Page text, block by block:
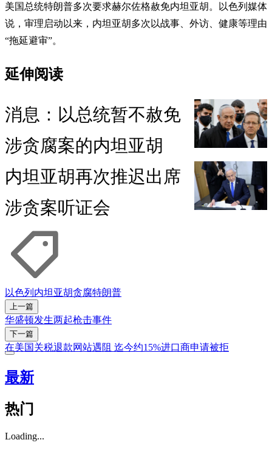
美国总统特朗普多次要求赫尔佐格赦免内坦亚胡。以色列媒体
说，审理启动以来，内坦亚胡多次以战事、外访、健康等理由
“拖延避审”。
延伸阅读
消息：以总统暂不赦免
涉贪腐案的内坦亚胡
内坦亚胡再次推迟出席
涉贪案听证会
以色列 内坦亚胡贪腐特朗普
上一篇
华盛顿发生两起枪击事件
下一篇
在美国关税退款网站遇阻 迄今约15%进口商申请被拒
最新
热门
Loading...